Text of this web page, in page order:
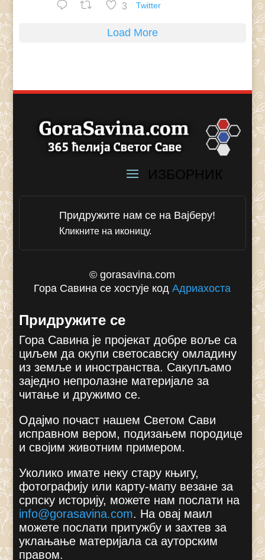
3 Twitter
Load More
Придружите нам се на Вајберу!
Кликните на иконицу.
© gorasavina.com
Гора Савина се хостује кодАдриахоста
Придружите се
Гора Савина је пројекат добре воље са
циљем да окупи светосавску омладину
из земље и иностранства. Сакупљамо
заједно непролазне материјале за
читање и дружимо се.
Одајмо почаст нашем Светом Сави
исправном вером, подизањем породице
и својим животним примером.
Уколико имате неку стару књигу,
фотографију или карту-мапу везане за
српску историју, можете нам послати на
info@gorasavina.com. На овај маил
можете послати притужбу и захтев за
уклањање материјала са ауторским
правом.